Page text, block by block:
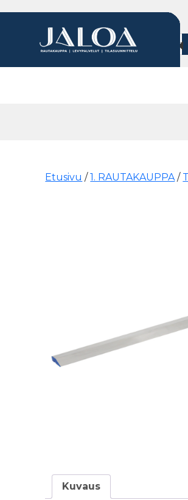
Products search
Etusivu /1. RAUTAKAUPPA /
Kuvaus